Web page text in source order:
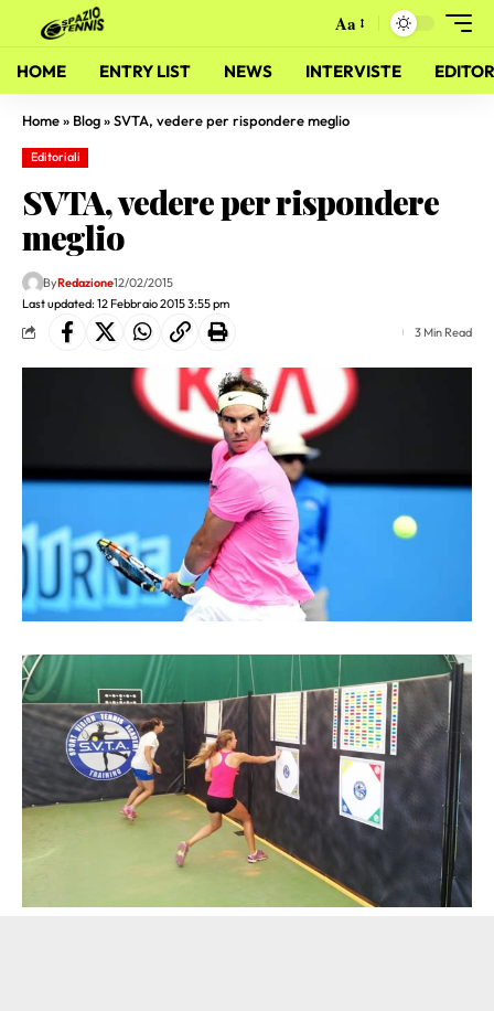
Aa
HOME ENTRY LIST NEWS INTERVISTE
Home» Blog»SVTA, vedere per rispondere meglio
Editoriali
SVTA, vedere per rispondere
meglio
Last updated: 12 Febbraio 2015 3:55 pm
ByRedazione12/02/2015
3 Min Read